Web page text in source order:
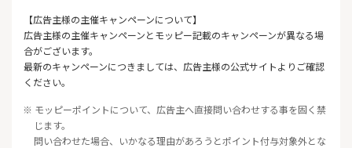
【広告主様の主催キャンペーンについて】
広告主様の主催キャンペーンとモッピー記載のキャンペーンが異なる場
合がございます。
最新のキャンペーンにつきましては、広告主様の公式サイトよりご確認
ください。
※ モッピーポイントについて、広告主へ直接問い合わせする事を固く禁
じます。
問い合わせた場合、いかなる理由があろうとポイント付与対象外とな